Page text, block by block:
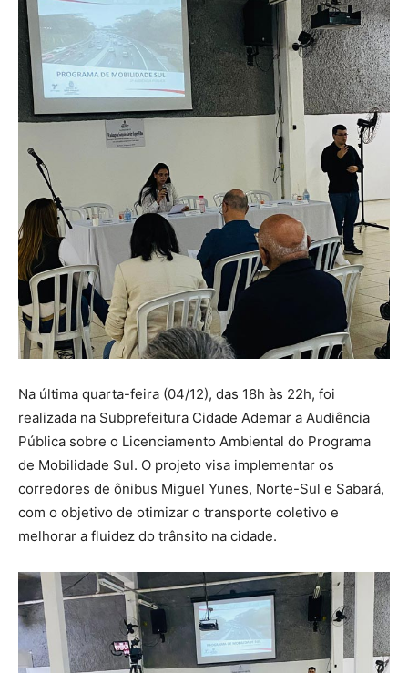
Na última quarta-feira (04/12), das 18h às 22h, foi
realizada na Subprefeitura Cidade Ademar a Audiência
Pública sobre o Licenciamento Ambiental do Programa
de Mobilidade Sul. O projeto visa implementar os
corredores de ônibus Miguel Yunes, Norte-Sul e Sabará,
com o objetivo de otimizar o transporte coletivo e
melhorar a fluidez do trânsito na cidade.